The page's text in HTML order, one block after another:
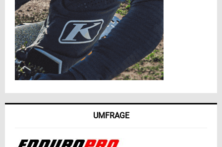
UMFRAGE